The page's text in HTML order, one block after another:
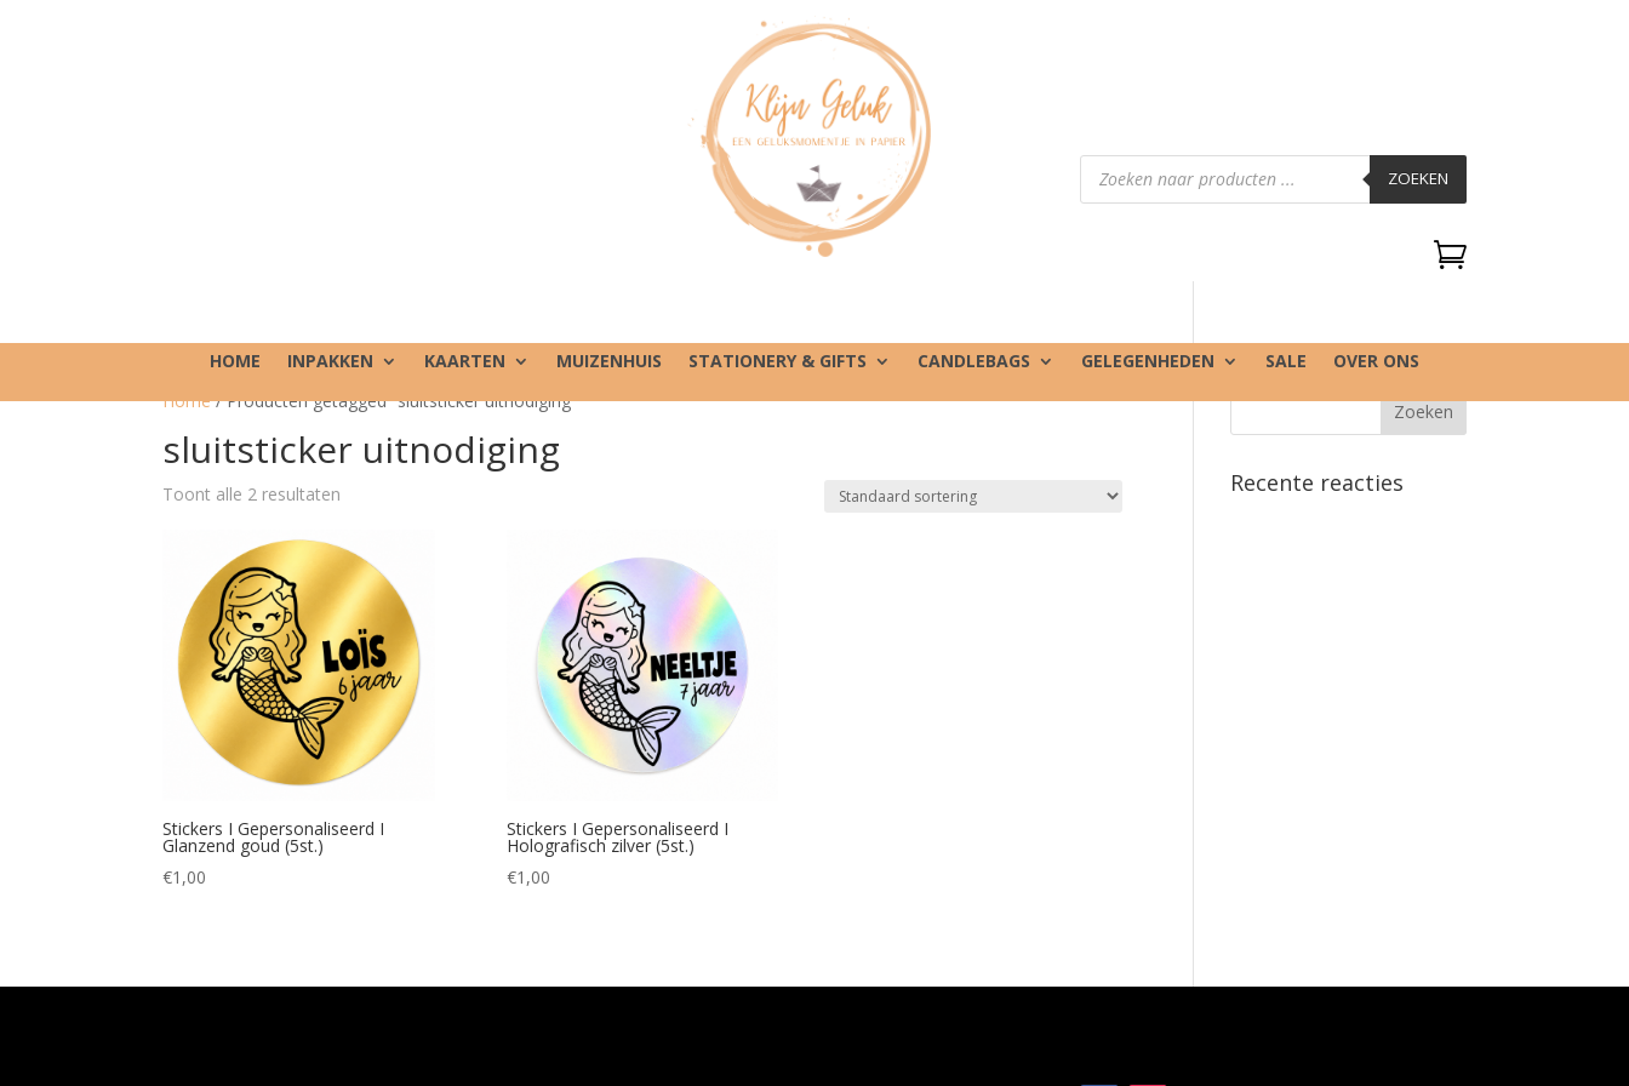
Producten
zoeken ZOEKEN

HOME INPAKKEN KAARTEN MUIZENHUIS STATIONERY & GIFTS CANDLEBAGS GELEGENHEDEN SALE
OVER ONS
Home/ Producten getagged “sluitsticker uitnodiging”
sluitsticker uitnodiging
Toont alle 2 resultaten
Stickers I Gepersonaliseerd I
Glanzend goud (5st.)
€1,00
Stickers I Gepersonaliseerd I
Holografisch zilver (5st.)
€1,00
Recente reacties